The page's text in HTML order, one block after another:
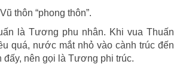
thôn “phong thôn”.
là Tương phu nhân. Khi vua Thuấn
quá, nước mắt nhỏ vào cành trúc đến
đấy, nên gọi là Tương phi trúc.